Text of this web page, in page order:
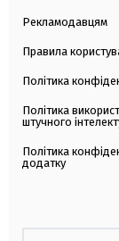
Рекламодавцям
Правила
Політика
Політика
штучного
Політика
додатку